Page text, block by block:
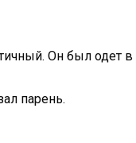
Он был
парень.